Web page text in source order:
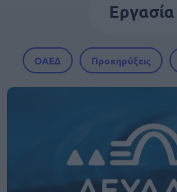
Εργασία
ΟΑΕΔ Προκηρύξεις